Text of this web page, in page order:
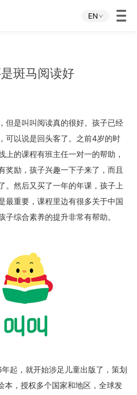
EN
斑马阅读好
是叫叫阅读真的很好。孩子已经
可以说是回头客了。之前4岁的时
上的课程有班主任一对一的帮助，
奖励，孩子兴趣一下子来了，而且
。然后又买了一年的年课，孩子上
最重要，课程里边有很多关于中国
子综合素养的提升非常有帮助。
起，就开始涉足儿童出版了，策划
本，授权多个国家和地区，全球发